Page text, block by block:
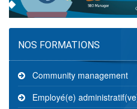
NOS FORMATIONS
Community management
Employé(e)